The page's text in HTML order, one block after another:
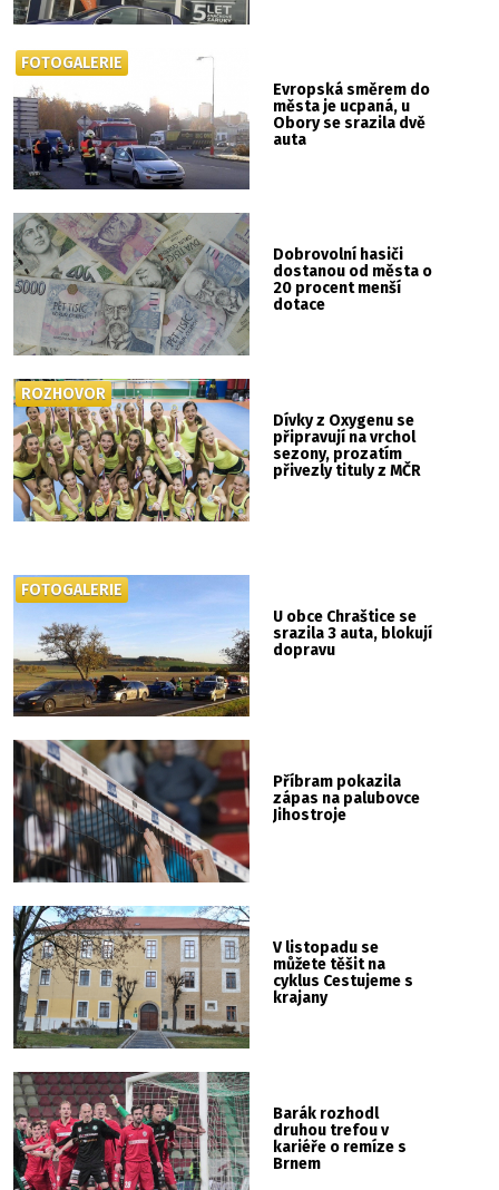
Evropská směrem do
města je ucpaná, u
Obory se srazila dvě
auta
FOTOGALERIE
Dobrovolní hasiči
dostanou od města o
20 procent menší
dotace
Dívky z Oxygenu se
připravují na vrchol
sezony, prozatím
přivezly tituly z MČR
ROZHOVOR
U obce Chraštice se
srazila 3 auta, blokují
dopravu
FOTOGALERIE
Příbram pokazila
zápas na palubovce
Jihostroje
V listopadu se
můžete těšit na
cyklus Cestujeme s
krajany
Barák rozhodl
druhou trefou v
kariéře o remíze s
Brnem